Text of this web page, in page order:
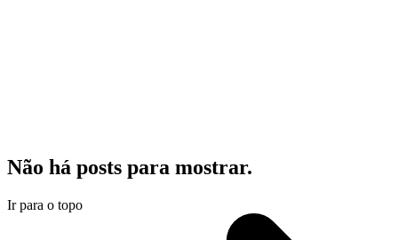
Não há posts para mostrar.
Ir para o topo